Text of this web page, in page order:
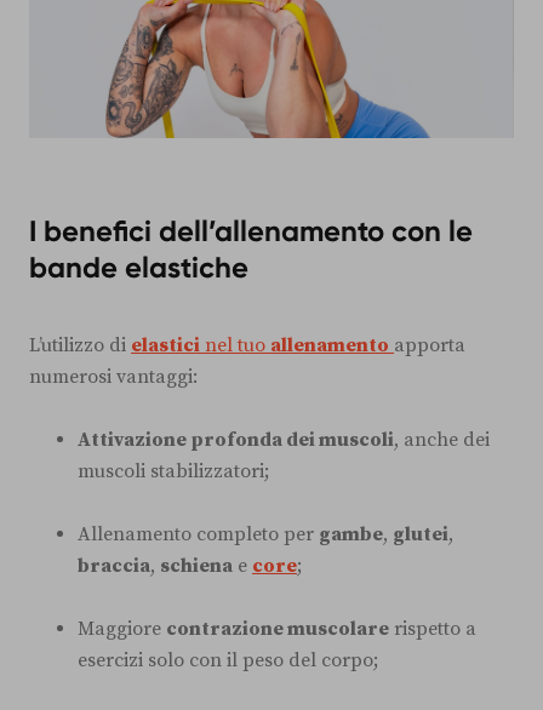
I benefici dell’allenamento con le
bande elastiche
L’utilizzo di elastici nel tuo allenamento apporta
numerosi vantaggi:
Attivazione profonda dei muscoli, anche dei
muscoli stabilizzatori;
Allenamento completo per gambe, glutei,
braccia, schiena e core;
Maggiore contrazione muscolare rispetto a
esercizi solo con il peso del corpo;